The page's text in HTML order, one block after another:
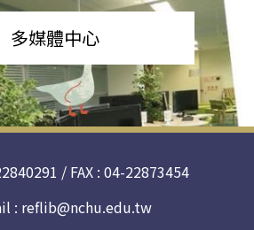
多媒體中心
/ FAX : 04-22873454
: reflib@nchu.edu.tw